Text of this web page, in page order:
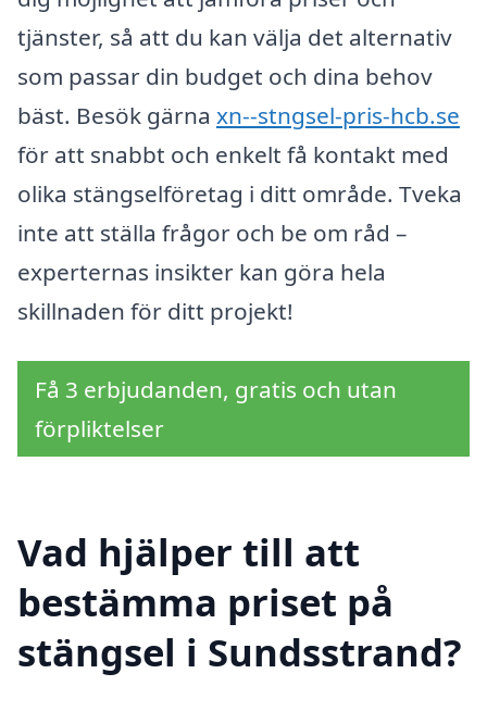
tjänster, så att du kan välja det alternativ
som passar din budget och dina behov
bäst. Besök gärna xn--stngsel-pris-hcb.se
för att snabbt och enkelt få kontakt med
olika stängselföretag i ditt område. Tveka
inte att ställa frågor och be om råd –
experternas insikter kan göra hela
skillnaden för ditt projekt!
Få 3 erbjudanden, gratis och utan
förpliktelser
Vad hjälper till att
bestämma priset på
stängsel i Sundsstrand?